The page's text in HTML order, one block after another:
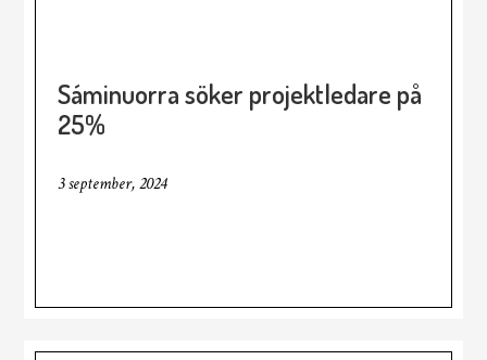
Sáminuorra söker projektledare på
25%
3 september, 2024